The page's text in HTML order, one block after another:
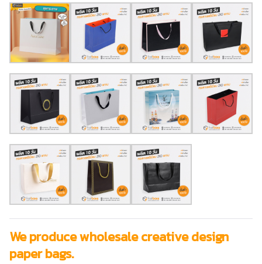
We produce wholesale creative design
paper bags.